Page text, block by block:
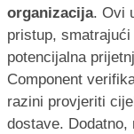
organizacija. Ovi
pristup,
potencijalna
Component
razini provjeriti
dostave.